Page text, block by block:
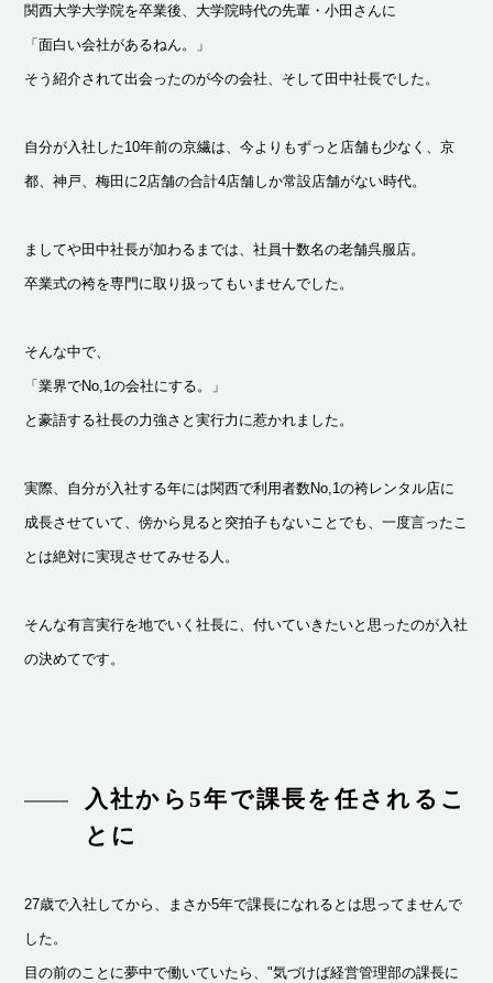
関西大学大学院を卒業後、大学院時代の先輩・小田さんに
「面白い会社があるねん。」
そう紹介されて出会ったのが今の会社、そして田中社長でした。
自分が入社した10年前の京繊は、今よりもずっと店舗も少なく、京
都、神戸、梅田に2店舗の合計4店舗しか常設店舗がない時代。
ましてや田中社長が加わるまでは、社員十数名の老舗呉服店。
卒業式の袴を専門に取り扱ってもいませんでした。
そんな中で、
「業界でNo,1の会社にする。」
と豪語する社長の力強さと実行力に惹かれました。
実際、自分が入社する年には関西で利用者数No,1の袴レンタル店に
成長させていて、傍から見ると突拍子もないことでも、一度言ったこ
とは絶対に実現させてみせる人。
そんな有言実行を地でいく社長に、付いていきたいと思ったのが入社
の決めてです。
入社から5年で課長を任されるこ
とに
27歳で入社してから、まさか5年で課長になれるとは思ってませんで
した。
目の前のことに夢中で働いていたら、"気づけば経営管理部の課長に